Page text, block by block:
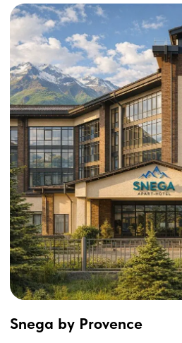
Montchalet SPA by Stellar Hotels
Красная Поляна • камерный spa-отель в горах
2 ночи в июне от 20 600 ₽
Посмотреть отель